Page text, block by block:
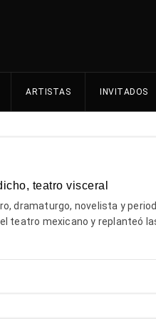
ARTISTAS INVITADOS
teatro visceral
dramaturgo, novelista y
teatro mexicano y replanteó